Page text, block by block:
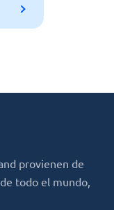
provienen de
todo el mundo,